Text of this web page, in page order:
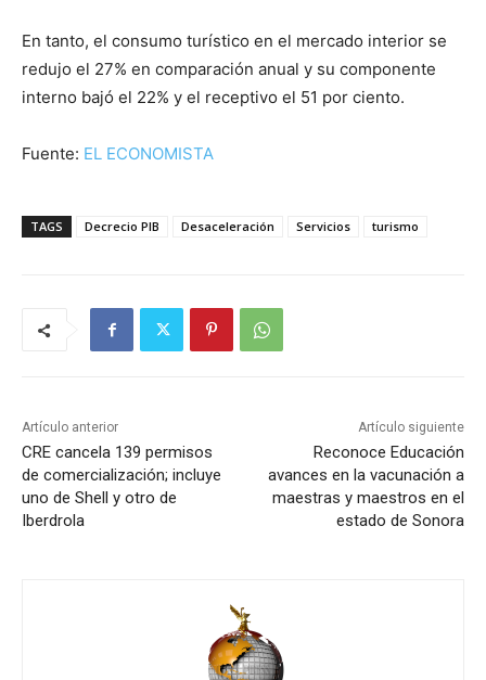
En tanto, el consumo turístico en el mercado interior se
redujo el 27% en comparación anual y su componente
interno bajó el 22% y el receptivo el 51 por ciento.
Fuente: EL ECONOMISTA
TAGS Decrecio PIB Desaceleración Servicios turismo
Artículo anterior
CRE cancela 139 permisos
de comercialización; incluye
uno de Shell y otro de
Iberdrola
Artículo siguiente
Reconoce Educación
avances en la vacunación a
maestras y maestros en el
estado de Sonora